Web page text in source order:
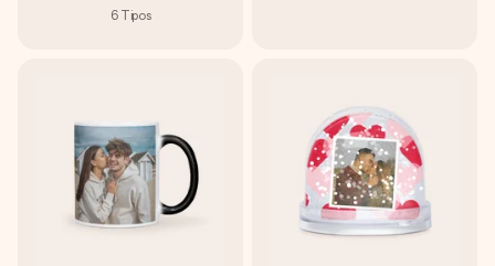
6 Tipos